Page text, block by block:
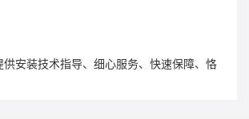
供安装技术指导、细心服务、快速保障、恪